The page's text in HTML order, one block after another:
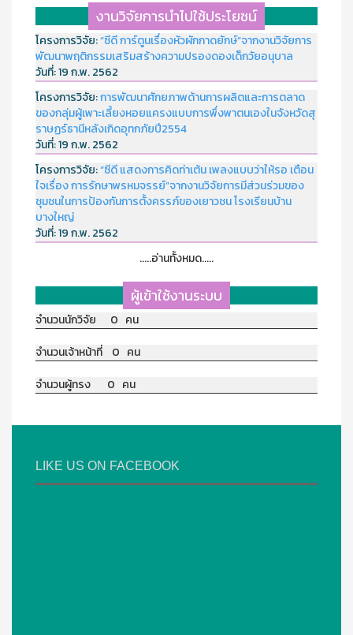
งานวิจัยการนำไปใช้ประโยชน์
โครงการวิจัย:“ซีดี การ์ตูนเรื่องหัวผักกาดยักษ์”จากงานวิจัยการ
พัฒนาพฤติกรรมเสริมสร้างความปรองดองเด็กวัยอนุบาล
วันที่:19 ก.พ. 2562
โครงการวิจัย:การพัฒนาศักยภาพด้านการผลิตและการตลาด
ของกลุ่มผู้เพาะเลี้ยงหอยแครงแบบการพึ่งพาตนเองในจังหวัดสุ
ราษฏร์ธานีหลังเกิดอุทกภัยปี2554
วันที่:19 ก.พ. 2562
โครงการวิจัย:“ซีดี แสดงการคิดท่าเต้น เพลงแบบว่าให้รอ เตือน
ใจเรื่อง การรักษาพรหมจรรย์”จากงานวิจัยการมีส่วนร่วมของ
ชุมชนในการป้องกันการตั้งครรภ์ของเยาวชน โรงเรียนบ้าน
บางใหญ่
วันที่:19 ก.พ. 2562
.....อ่านทั้งหมด.....
ผู้เข้าใช้งานระบบ
จำนวนนักวิจัย 0 คน
จำนวนเจ้าหน้าที่ 0 คน
จำนวนผู้ทรง 0 คน
LIKE US ON FACEBOOK